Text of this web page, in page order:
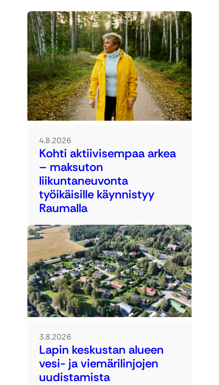
4.8.2026
Kohti aktiivisempaa arkea
– maksuton
liikuntaneuvonta
työikäisille käynnistyy
Raumalla
3.8.2026
Lapin keskustan alueen
vesi- ja viemärilinjojen
uudistamista